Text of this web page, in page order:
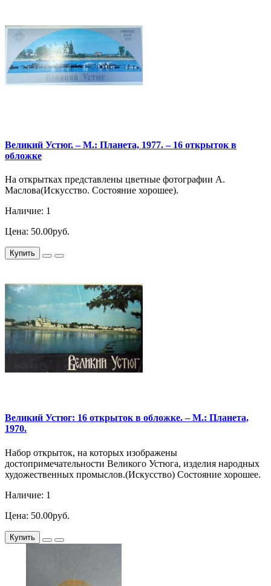
Великий Устюг. – М.: Планета, 1977. – 16 открыток в
обложке
На открытках представлены цветные фотографии А.
Маслова(Искусство. Состояние хорошее).
Наличие: 1
Цена: 50.00руб.
Купить
Великий Устюг: 16 открыток в обложке. – М.: Планета,
1970.
Набор открыток, на которых изображены
достопримечательности Великого Устюга, изделия народных
художественных промыслов.(Искусство) Состояние хорошее.
Наличие: 1
Цена: 50.00руб.
Купить